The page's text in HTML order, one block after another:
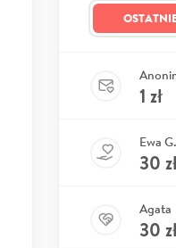
1 zł
Ewa G.
30
Agata
30